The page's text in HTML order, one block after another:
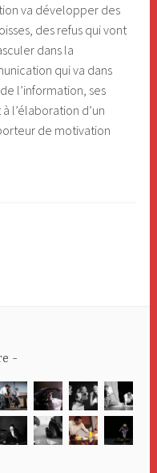
va développer des
des refus qui vont
dans la
qui va dans
l’information, ses
l’élaboration d’un
de motivation